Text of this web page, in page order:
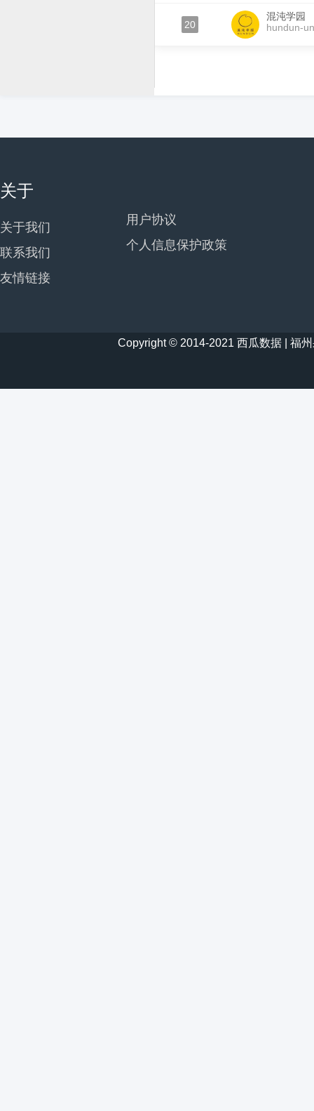
20
混沌学园
hundun-
关于
关于我们
联系我们
友情链接
用户协议
个人信息保护政策
Copyright © 2014-2021 西瓜数据 | 福